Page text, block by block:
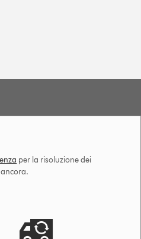
per la risoluzione dei